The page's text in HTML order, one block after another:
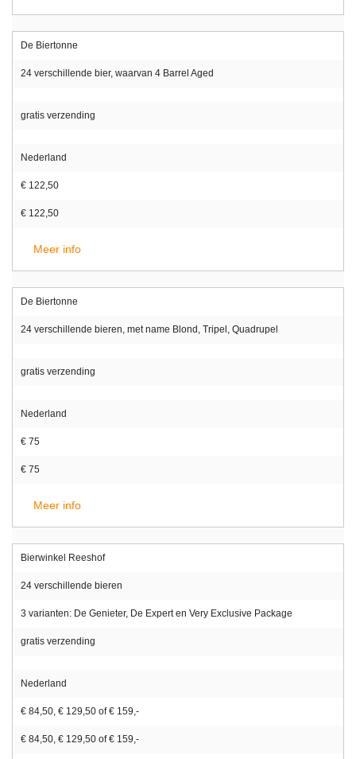
De Biertonne
24 verschillende bier, waarvan 4 Barrel Aged
gratis verzending
Nederland
€ 122,50
€ 122,50
Meer info
De Biertonne
24 verschillende bieren, met name Blond, Tripel, Quadrupel
gratis verzending
Nederland
€ 75
€ 75
Meer info
Bierwinkel Reeshof
24 verschillende bieren
3 varianten: De Genieter, De Expert en Very Exclusive Package
gratis verzending
Nederland
€ 84,50, € 129,50 of € 159,-
€ 84,50, € 129,50 of € 159,-